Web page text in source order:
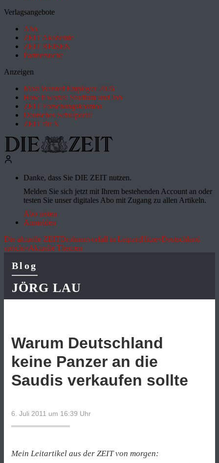
Verlagsangebote
Abo
ZEIT Akademie
ZEIT REISEN
Partnersuche
Anzeigen
Most Wanted Employer 2026
How it works: Studium und Job
ZEIT Forschungskosmos
Deutsches Schulportal
ZEIT für X
Danke, dass Sie DIE ZEIT nutzen.
Melden Sie sich jetzt mit Ihrem bestehenden Account an oder
testen Sie unser digitales Abo mit Zugang zu allen Artikeln.
Abo testen
Anmelden
Die aktuelle ZEITDrohnenvorfall in LeipzigHitze»Deutschland
spricht«Aktuelle Themen
Blog
JÖRG LAU
Warum Deutschland
keine Panzer an die
Saudis verkaufen sollte
6. Juli 2011 um 16:39 Uhr
Mein Leitartikel aus der ZEIT von morgen: